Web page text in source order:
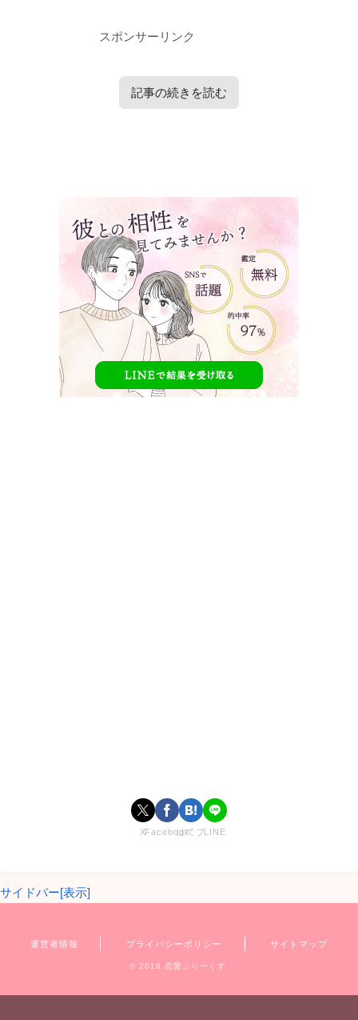
スポンサーリンク
記事の続きを読む
高校生たちが週末だけのホームステイ。
会えるのは週末の１泊2日だけ。
引用：AbemaTV
XFacebookはてブLINE
サイドバー[表示]
運営者情報 プライバシーポリシー サイトマップ
© 2018 恋愛ふりーくす.